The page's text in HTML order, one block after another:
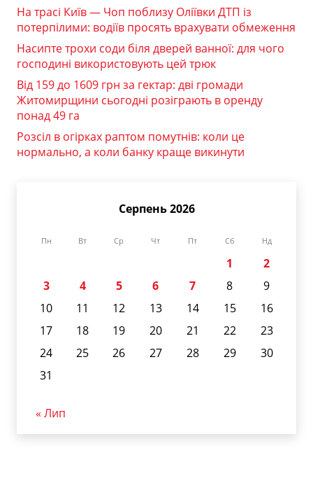
На трасі Київ — Чоп поблизу Оліївки ДТП із
потерпілими: водіїв просять врахувати обмеження
Насипте трохи соди біля дверей ванної: для чого
господині використовують цей трюк
Від 159 до 1609 грн за гектар: дві громади
Житомирщини сьогодні розіграють в оренду
понад 49 га
Розсіл в огірках раптом помутнів: коли це
нормально, а коли банку краще викинути
Серпень 2026
Пн Вт Ср Чт Пт Сб Нд
1
2
3
4 5 6 7 8
9
10
11 12 13 14 15
16
17
18 19 20 21 22
23
24
25 26 27 28 29
30
31
« Лип